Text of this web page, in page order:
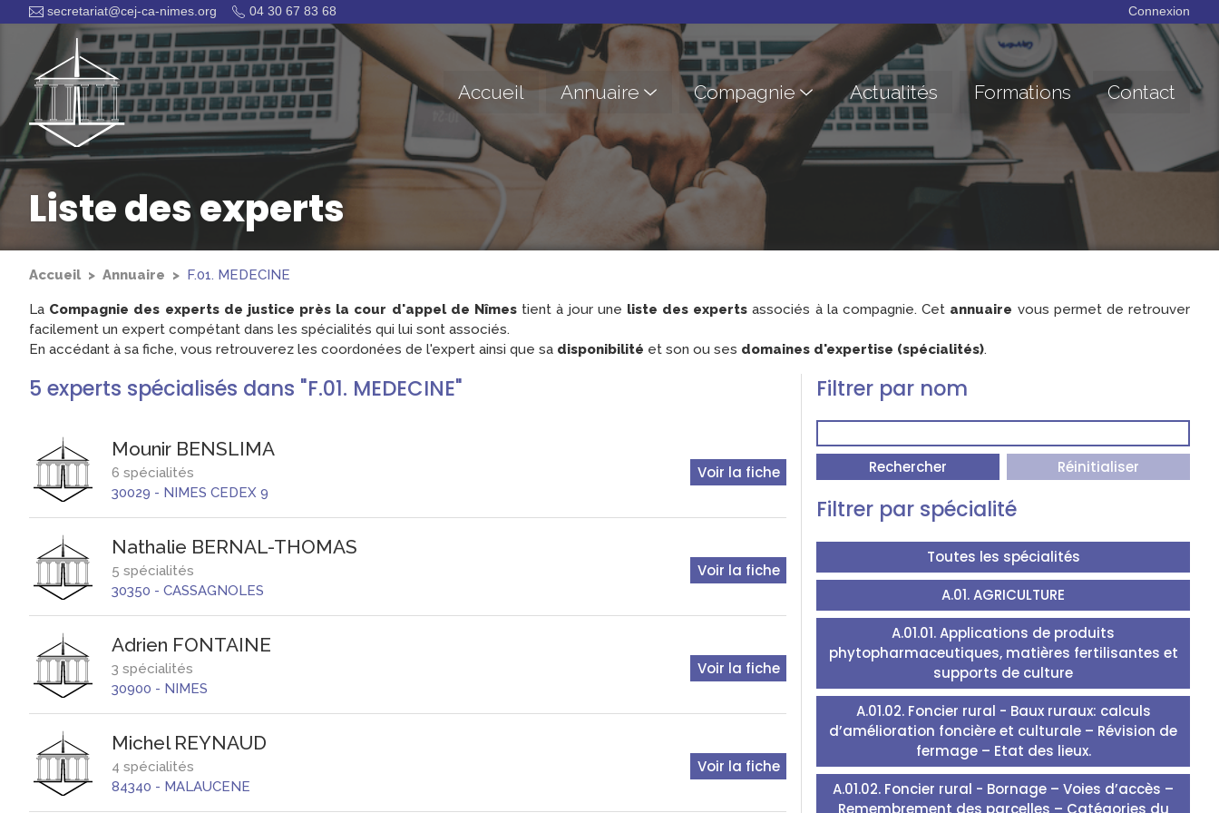
secretariat@cej-ca-nimes.org 04 30 67 83 68 Connexion
Accueil Annuaire Compagnie Actualités Formations Contact
Liste des experts
Accueil Annuaire F.01. MEDECINE
La Compagnie des experts de justice près la cour d'appel de Nîmestient à jour une liste des experts associés à la compagnie. Cet annuaire vous permet de retrouver
facilement un expert compétant dans les spécialités qui lui sont associés.
En accédant à sa fiche, vous retrouverez les coordonées de l'expert ainsi que sa disponibilité et son ou ses domaines d'expertise (spécialités).
5 experts spécialisés dans "F.01. MEDECINE"
Mounir BENSLIMA
6 spécialités
30029 - NIMES CEDEX 9
Voir la fiche
Nathalie BERNAL-THOMAS
5 spécialités
30350 - CASSAGNOLES
Voir la fiche
Adrien FONTAINE
3 spécialités
30900 - NIMES
Voir la fiche
Michel REYNAUD
4 spécialités
84340 - MALAUCENE
Voir la fiche
Filtrer par nom
Rechercher Réinitialiser
Filtrer par spécialité
Toutes les spécialités
A.01. AGRICULTURE
A.01.01. Applications de produits
phytopharmaceutiques, matières fertilisantes et
supports de culture
A.01.02. Foncier rural - Baux ruraux: calculs
d’amélioration foncière et culturale – Révision de
fermage – Etat des lieux.
A.01.02. Foncier rural - Bornage – Voies d’accès –
Remembrement des parcelles – Catégories du